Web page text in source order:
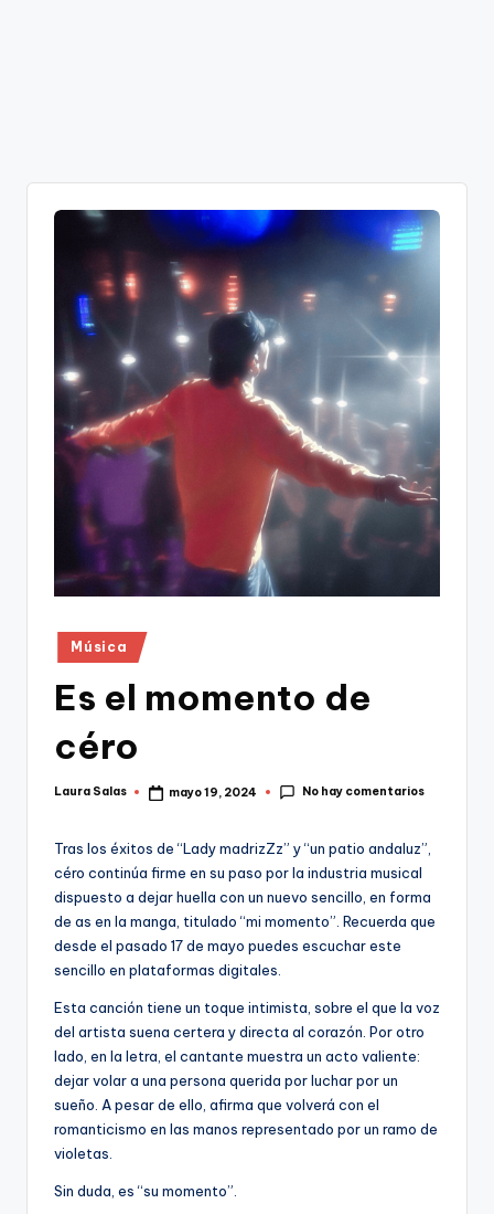
Publicado
en
Música
Es el momento de
céro
Publicado
Laura Salas mayo 19, 2024 No hay comentarios
Tras los éxitos de “Lady madrizZz” y “un patio andaluz”,
céro continúa firme en su paso por la industria musical
dispuesto a dejar huella con un nuevo sencillo, en forma
de as en la manga, titulado “mi momento”. Recuerda que
desde el pasado 17 de mayo puedes escuchar este
sencillo en plataformas digitales.
Esta canción tiene un toque intimista, sobre el que la voz
del artista suena certera y directa al corazón. Por otro
lado, en la letra, el cantante muestra un acto valiente:
dejar volar a una persona querida por luchar por un
sueño. A pesar de ello, afirma que volverá con el
romanticismo en las manos representado por un ramo de
violetas.
Sin duda, es “su momento”.